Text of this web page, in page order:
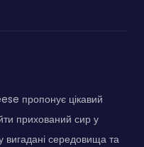
пропонує цікавий
прихований сир у
вигадані середовища та